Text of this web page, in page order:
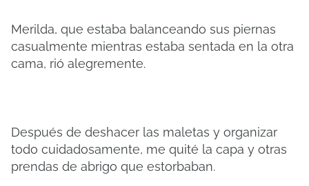
Merilda, que estaba balanceando sus piernas
casualmente mientras estaba sentada en la otra
cama, rió alegremente.
Después de deshacer las maletas y organizar
todo cuidadosamente, me quité la capa y otras
prendas de abrigo que estorbaban.